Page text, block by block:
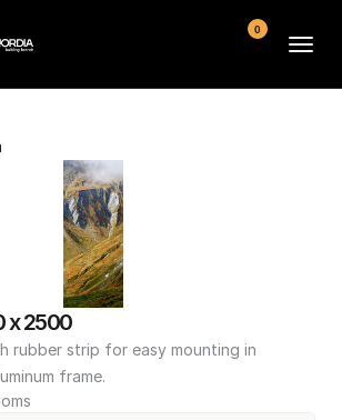
x 2500
rubber strip for easy mounting in
frame.
Kontakt
Köpvillkor
0